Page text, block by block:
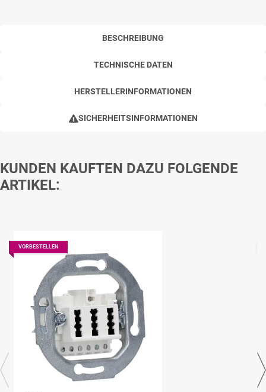
BESCHREIBUNG
TECHNISCHE DATEN
HERSTELLERINFORMATIONEN
SICHERHEITSINFORMATIONEN
KUNDEN KAUFTEN DAZU FOLGENDE
ARTIKEL:
VORBESTELLEN